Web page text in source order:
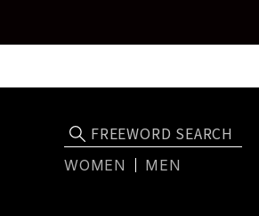
WOMEN MEN